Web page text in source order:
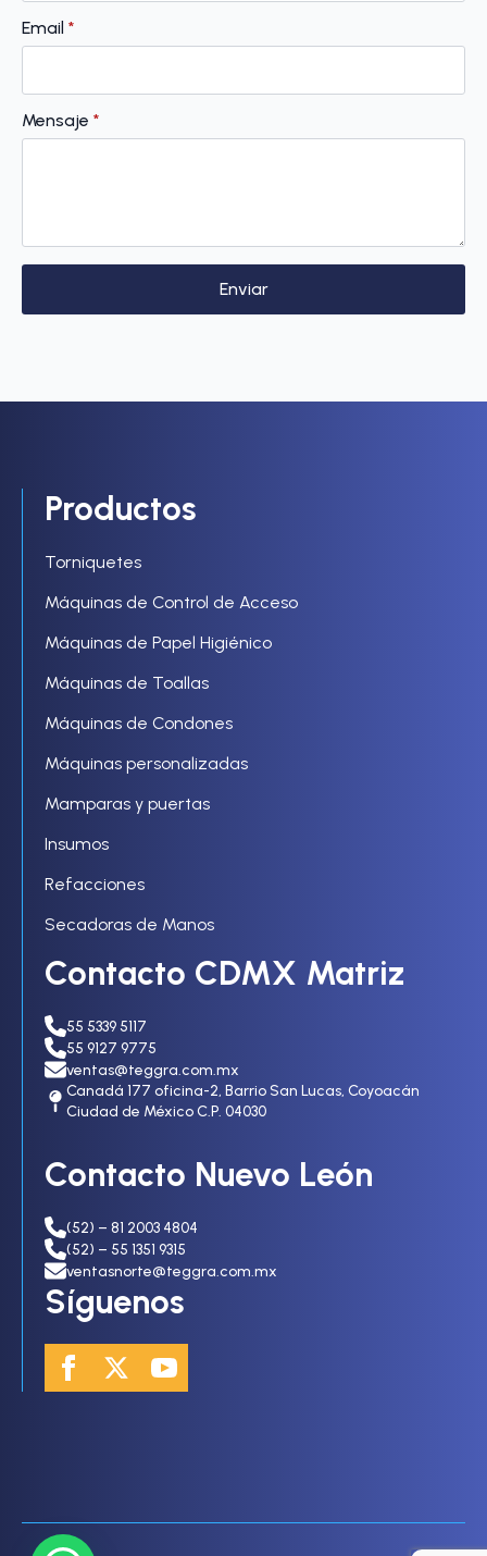
Email *
Mensaje *
Enviar
Productos
Torniquetes
Máquinas de Control de Acceso
Máquinas de Papel Higiénico
Máquinas de Toallas
Máquinas de Condones
Máquinas personalizadas
Mamparas y puertas
Insumos
Refacciones
Secadoras de Manos
Contacto CDMX Matriz
55 5339 5117
55 9127 9775
ventas@teggra.com.mx
Canadá 177 oficina-2, Barrio San Lucas, Coyoacán
Ciudad de México C.P. 04030
Contacto Nuevo León
(52) – 81 2003 4804
(52) – 55 1351 9315
ventasnorte@teggra.com.mx
Síguenos